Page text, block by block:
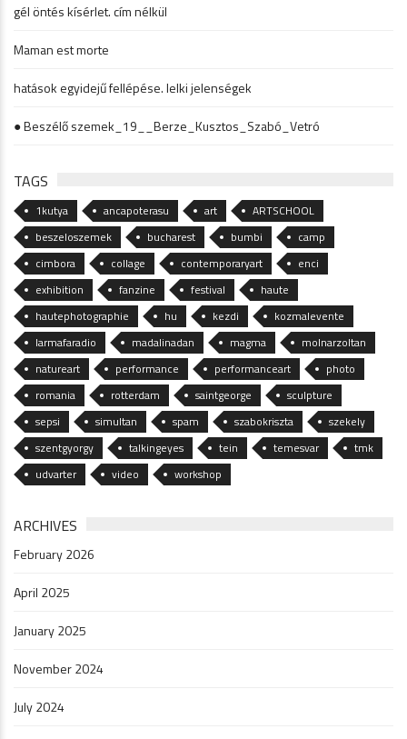
gél öntés kísérlet. cím nélkül
Maman est morte
hatások egyidejű fellépése. lelki jelenségek
● Beszélő szemek_19__Berze_Kusztos_Szabó_Vetró
TAGS
1kutya ancapoterasu art
ARTSCHOOL
beszeloszemek
bucharest bumbi
camp
cimbora
collage contemporaryart
enci
exhibition
fanzine festival
haute
hautephotographie
hu kezdi
kozmalevente
larmafaradio
madalinadan magma
molnarzoltan
natureart
performance performanceart
photo
romania
rotterdam saintgeorge
sculpture
sepsi
simultan spam szabokriszta
szekely
szentgyorgy
talkingeyes tein temesvar
tmk
udvarter
video workshop
ARCHIVES
February 2026
April 2025
January 2025
November 2024
July 2024